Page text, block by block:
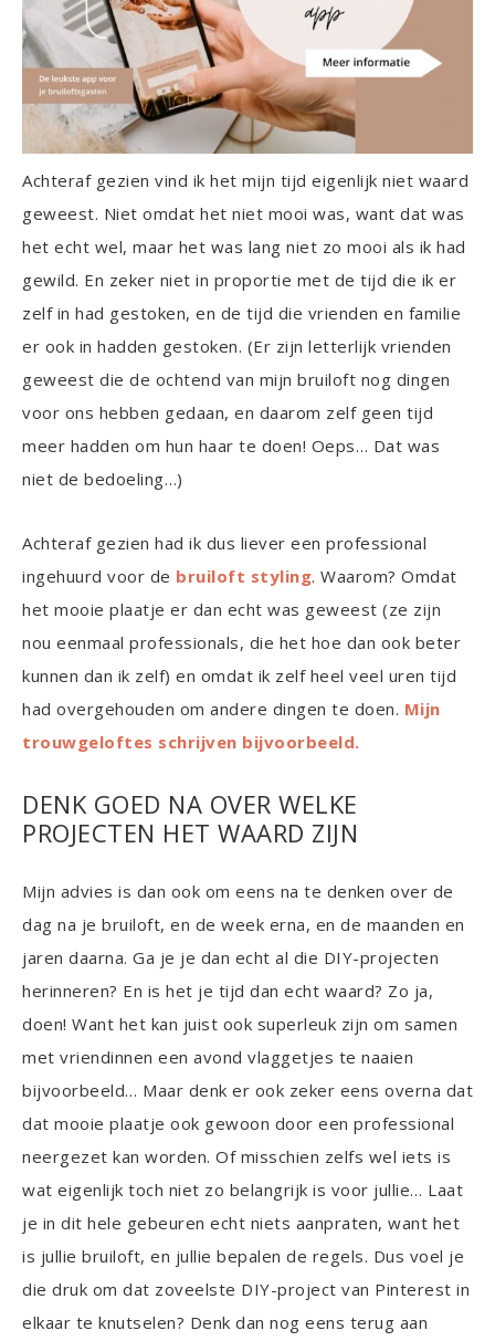
Achteraf gezien vind ik het mijn tijd eigenlijk niet waard
geweest. Niet omdat het niet mooi was, want dat was
het echt wel, maar het was lang niet zo mooi als ik had
gewild. En zeker niet in proportie met de tijd die ik er
zelf in had gestoken, en de tijd die vrienden en familie
er ook in hadden gestoken. (Er zijn letterlijk vrienden
geweest die de ochtend van mijn bruiloft nog dingen
voor ons hebben gedaan, en daarom zelf geen tijd
meer hadden om hun haar te doen! Oeps… Dat was
niet de bedoeling…)
Achteraf gezien had ik dus liever een professional
ingehuurd voor de bruiloft styling. Waarom? Omdat
het mooie plaatje er dan echt was geweest (ze zijn
nou eenmaal professionals, die het hoe dan ook beter
kunnen dan ik zelf) en omdat ik zelf heel veel uren tijd
had overgehouden om andere dingen te doen. Mijn
trouwgeloftes schrijven bijvoorbeeld.
DENK GOED NA OVER WELKE
PROJECTEN HET WAARD ZIJN
Mijn advies is dan ook om eens na te denken over de
dag na je bruiloft, en de week erna, en de maanden en
jaren daarna. Ga je je dan echt al die DIY-projecten
herinneren? En is het je tijd dan echt waard? Zo ja,
doen! Want het kan juist ook superleuk zijn om samen
met vriendinnen een avond vlaggetjes te naaien
bijvoorbeeld… Maar denk er ook zeker eens overna dat
dat mooie plaatje ook gewoon door een professional
neergezet kan worden. Of misschien zelfs wel iets is
wat eigenlijk toch niet zo belangrijk is voor jullie… Laat
je in dit hele gebeuren echt niets aanpraten, want het
is jullie bruiloft, en jullie bepalen de regels. Dus voel je
die druk om dat zoveelste DIY-project van Pinterest in
elkaar te knutselen? Denk dan nog eens terug aan